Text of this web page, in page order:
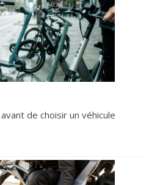
de choisir un véhicule